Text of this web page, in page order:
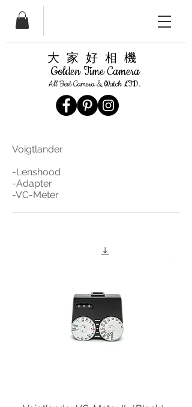
​大家好相機
Golden Time Camera
All Best Camera & Watch LTD.
Voigtlander
-Lenshood
-Adapter
​-VC-Meter